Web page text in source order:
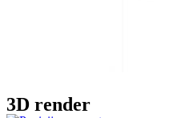
3D render